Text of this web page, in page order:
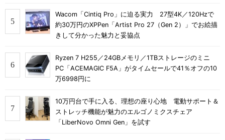
Wacom「Cintiq Pro」に迫る実力 27型4K／120Hzで
約30万円のXPPen「Artist Pro 27（Gen 2）」でお絵描
きして分かった魅力と妥協点
Ryzen 7 H255／24GBメモリ／1TBストレージのミニ
PC「ACEMAGIC F5A」がタイムセールで41％オフの10
万6998円に
10万円台で手に入る、理想の座り心地 電動サポート＆
ストレッチ機能が魅力のエルゴノミクスチェア
「LiberNovo Omni Gen」を試す